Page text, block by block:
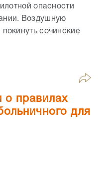
опасности
Воздушную
сочинские
о правилах
для